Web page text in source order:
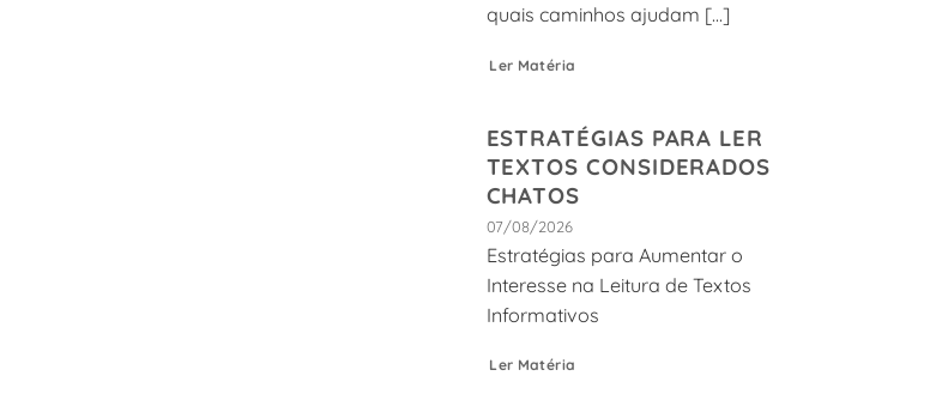
quais caminhos ajudam [...]
Ler Matéria
ESTRATÉGIAS PARA LER
TEXTOS CONSIDERADOS
CHATOS
07/08/2026
Estratégias para Aumentar o
Interesse na Leitura de Textos
Informativos
Ler Matéria